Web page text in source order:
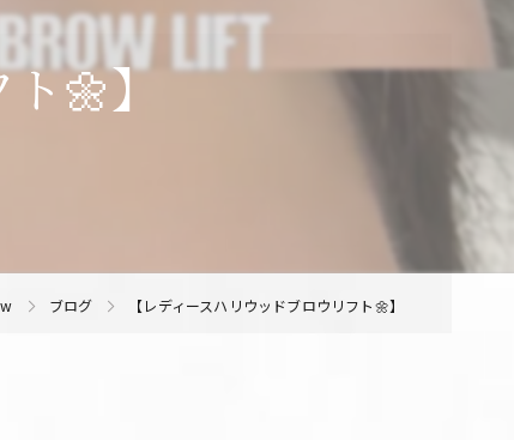
ハリウッドブロウリフト
マツエク
🌼】
ブログ 【レディースハリウッドブロウリフト🌼】